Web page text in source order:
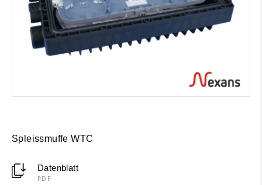
Spleissmuffe WTC
Datenblatt
PDF